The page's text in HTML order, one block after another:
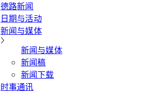
德路新闻
日期与活动
新闻与媒体
新闻与媒体
新闻稿
新闻下载
时事通讯